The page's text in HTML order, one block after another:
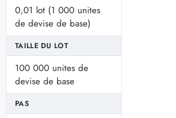
0,01 lot (1 000 unites
de devise de base)
TAILLE DU LOT
100 000 unites de
devise de base
PAS